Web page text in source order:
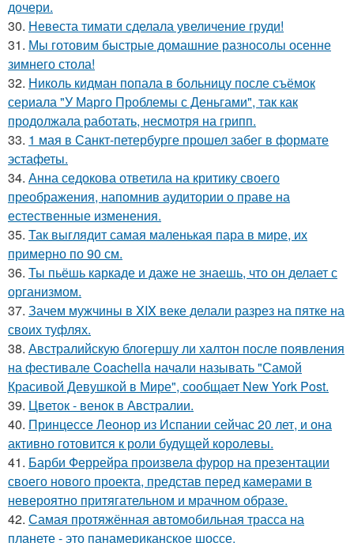
дочери.
30. Невеста тимати сделала увеличение груди!
31. Мы готовим быстрые домашние разносолы осенне
зимнего стола!
32. Николь кидман попала в больницу после съёмок
сериала "У Марго Проблемы с Деньгами", так как
продолжала работать, несмотря на грипп.
33. 1 мая в Санкт-петербурге прошел забег в формате
эстафеты.
34. Анна седокова ответила на критику своего
преображения, напомнив аудитории о праве на
естественные изменения.
35. Так выглядит самая маленькая пара в мире, их
примерно по 90 см.
36. Ты пьёшь каркаде и даже не знаешь, что он делает с
организмом.
37. Зачем мужчины в XIX веке делали разрез на пятке на
своих туфлях.
38. Австралийскую блогершу ли халтон после появления
на фестивале Coachella начали называть "Самой
Красивой Девушкой в Мире", сообщает New York Post.
39. Цветок - венок в Австралии.
40. Принцессе Леонор из Испании сейчас 20 лет, и она
активно готовится к роли будущей королевы.
41. Барби Феррейра произвела фурор на презентации
своего нового проекта, представ перед камерами в
невероятно притягательном и мрачном образе.
42. Самая протяжённая автомобильная трасса на
планете - это панамериканское шоссе.